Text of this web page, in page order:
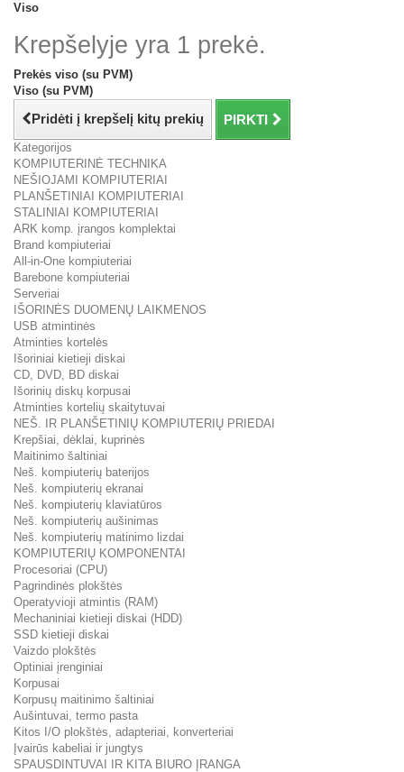
Viso
Krepšelyje yra 1 prekė.
Prekės viso (su PVM)
Viso (su PVM)
Pridėti į krepšelį kitų prekių PIRKTI
Kategorijos
KOMPIUTERINĖ TECHNIKA
NEŠIOJAMI KOMPIUTERIAI
PLANŠETINIAI KOMPIUTERIAI
STALINIAI KOMPIUTERIAI
ARK komp. įrangos komplektai
Brand kompiuteriai
All-in-One kompiuteriai
Barebone kompiuteriai
Serveriai
IŠORINĖS DUOMENŲ LAIKMENOS
USB atmintinės
Atminties kortelės
Išoriniai kietieji diskai
CD, DVD, BD diskai
Išorinių diskų korpusai
Atminties kortelių skaitytuvai
NEŠ. IR PLANŠETINIŲ KOMPIUTERIŲ PRIEDAI
Krepšiai, dėklai, kuprinės
Maitinimo šaltiniai
Neš. kompiuterių baterijos
Neš. kompiuterių ekranai
Neš. kompiuterių klaviatūros
Neš. kompiuterių aušinimas
Neš. kompiuterių matinimo lizdai
KOMPIUTERIŲ KOMPONENTAI
Procesoriai (CPU)
Pagrindinės plokštės
Operatyvioji atmintis (RAM)
Mechaniniai kietieji diskai (HDD)
SSD kietieji diskai
Vaizdo plokštės
Optiniai įrenginiai
Korpusai
Korpusų maitinimo šaltiniai
Aušintuvai, termo pasta
Kitos I/O plokštės, adapteriai, konverteriai
Įvairūs kabeliai ir jungtys
SPAUSDINTUVAI IR KITA BIURO ĮRANGA